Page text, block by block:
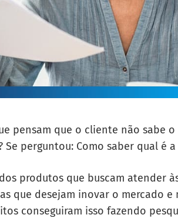
pensam que o cliente não sabe o
Se perguntou: Como saber qual é
produtos que buscam atender
que desejam inovar o mercado
conseguiram isso fazendo